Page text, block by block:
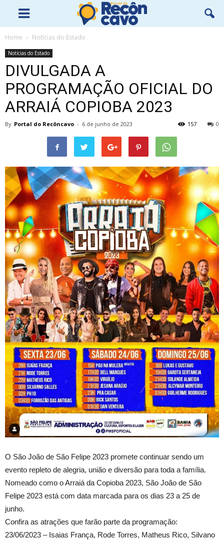
Home Notícias do Estado
Notícias do Estado
DIVULGADA A
PROGRAMAÇÃO OFICIAL DO
ARRAIÁ COPIOBA 2023
By Portal do Recôncavo - 6 de junho de 2023 0
157
O São João de São Felipe 2023 promete continuar sendo um
evento repleto de alegria, união e diversão para toda a família.
Nomeado como o Arraiá da Copioba 2023, São João de São
Felipe 2023 está com data marcada para os dias 23 a 25 de
junho.
Confira as atrações que farão parte da programação:
23/06/2023 – Isaias França, Rode Torres, Matheus Rico, Silvano